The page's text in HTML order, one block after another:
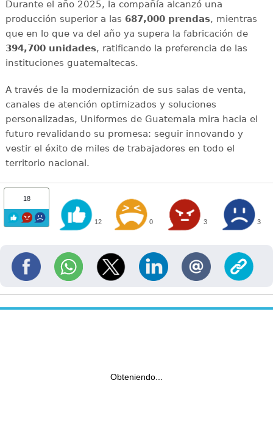
Durante el año 2025, la compañía alcanzó una
producción superior a las 687,000 prendas, mientras
que en lo que va del año ya supera la fabricación de
394,700 unidades, ratificando la preferencia de las
instituciones guatemaltecas.
A través de la modernización de sus salas de venta,
canales de atención optimizados y soluciones
personalizadas, Uniformes de Guatemala mira hacia el
futuro revalidando su promesa: seguir innovando y
vestir el éxito de miles de trabajadores en todo el
territorio nacional.
18
12 0 3 3
Obteniendo...